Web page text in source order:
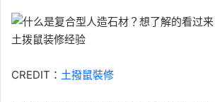
CREDIT： 土撥鼠裝修